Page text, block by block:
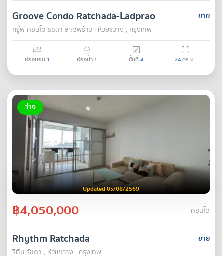
ขาย
Groove Condo Ratchada-Ladprao
กรู๊ฟ คอนโด รัชดา-ลาดพร้าว , ห้วยขวาง , กรุงเทพ
ห้องนอน 1 ห้องน้ำ 1 ชั้นที่4 24ตร.ม.
ว่าง
Updated 05/08/2569
฿4,050,000 คอนโด
ขาย
Rhythm Ratchada
ริทึ่ม รัชดา , ห้วยขวาง , กรุงเทพ